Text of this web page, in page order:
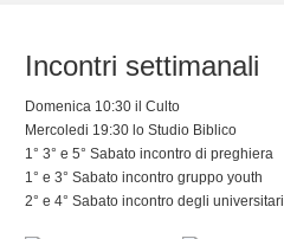
Incontri settimanali
Domenica 10:30 il Culto
Mercoledi 19:30 lo Studio Biblico
1° 3° e 5° Sabato incontro di preghiera
1° e 3° Sabato incontro gruppo youth
2° e 4° Sabato incontro degli universitari